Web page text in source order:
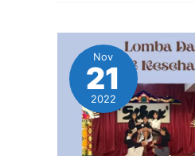
Nov
21
2022